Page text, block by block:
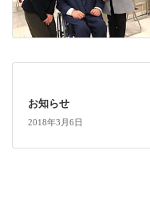
お知らせ
2018年3月6日